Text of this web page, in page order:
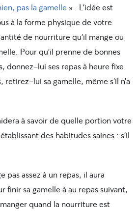
pas la gamelle » . L’idée est
à la forme physique de votre
de nourriture qu’il mange ou
Pour qu’il prenne de bonnes
donnez-lui ses repas à heure fixe.
retirez-lui sa gamelle, même s’il n’a
à savoir de quelle portion votre
des habitudes saines : s’il
pas assez à un repas, il aura
finir sa gamelle à au repas suivant,
quand la nourriture est